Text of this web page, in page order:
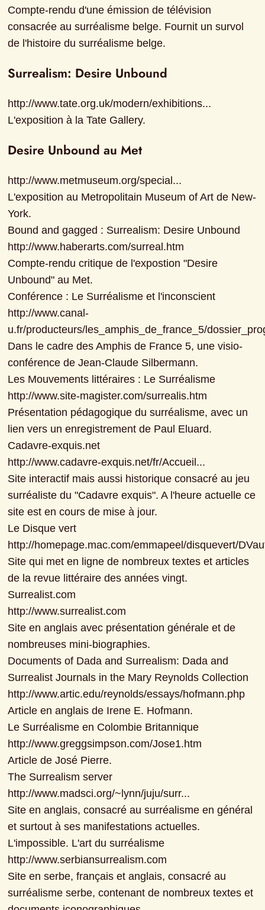
Compte-rendu d'une émission de télévision
consacrée au surréalisme belge. Fournit un survol
de l'histoire du surréalisme belge.
Surrealism: Desire Unbound
http://www.tate.org.uk/modern/exhibitions...
L'exposition à la Tate Gallery.
Desire Unbound au Met
http://www.metmuseum.org/special...
L'exposition au Metropolitain Museum of Art de New-
York.
Bound and gagged : Surrealism: Desire Unbound
http://www.haberarts.com/surreal.htm
Compte-rendu critique de l'expostion "Desire
Unbound" au Met.
Conférence : Le Surréalisme et l'inconscient
http://www.canal-
u.fr/producteurs/les_amphis_de_france_5/
Dans le cadre des Amphis de France 5, une visio-
conférence de Jean-Claude Silbermann.
Les Mouvements littéraires : Le Surréalisme
http://www.site-magister.com/surrealis.htm
Présentation pédagogique du surréalisme, avec un
lien vers un enregistrement de Paul Eluard.
Cadavre-exquis.net
http://www.cadavre-exquis.net/fr/Accueil...
Site interactif mais aussi historique consacré au jeu
surréaliste du "Cadavre exquis". A l'heure actuelle ce
site est en cours de mise à jour.
Le Disque vert
http://homepage.mac.com/emmapeel/disquevert/
Site qui met en ligne de nombreux textes et articles
de la revue littéraire des années vingt.
Surrealist.com
http://www.surrealist.com
Site en anglais avec présentation générale et de
nombreuses mini-biographies.
Documents of Dada and Surrealism: Dada and
Surrealist Journals in the Mary Reynolds Collection
http://www.artic.edu/reynolds/essays/hofmann.php
Article en anglais de Irene E. Hofmann.
Le Surréalisme en Colombie Britannique
http://www.greggsimpson.com/Jose1.htm
Article de José Pierre.
The Surrealism server
http://www.madsci.org/~lynn/juju/surr...
Site en anglais, consacré au surréalisme en général
et surtout à ses manifestations actuelles.
L'impossible. L'art du surréalisme
http://www.serbiansurrealism.com
Site en serbe, français et anglais, consacré au
surréalisme serbe, contenant de nombreux textes et